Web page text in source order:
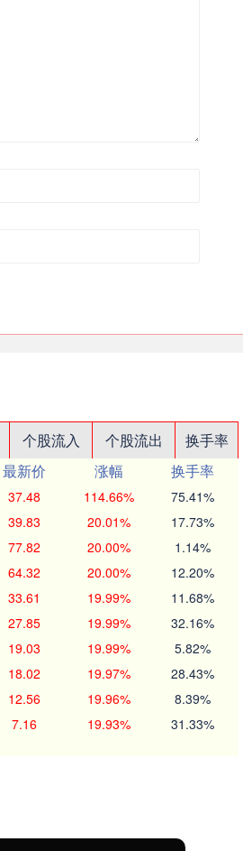
个股流入 个股流出
换手率
最新价 涨幅
换手率
37.48 114.66% 75.41%
39.83 20.01% 17.73%
77.82 20.00% 1.14%
64.32 20.00% 12.20%
33.61 19.99% 11.68%
27.85 19.99% 32.16%
19.03 19.99% 5.82%
18.02 19.97% 28.43%
12.56 19.96% 8.39%
7.16 19.93% 31.33%